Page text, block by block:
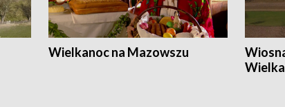
Wielkanoc na Mazowszu